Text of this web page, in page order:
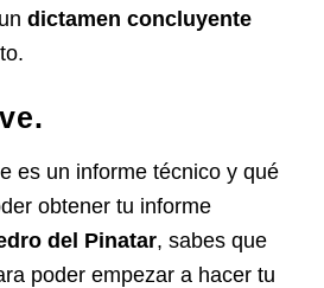
dictamen concluyente
es un informe técnico y qué
obtener tu informe
del Pinatar, sabes que
poder empezar a hacer tu